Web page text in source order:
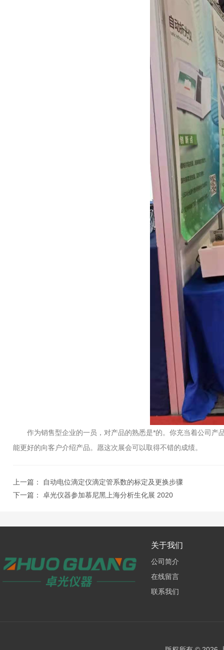
作为销售型企业的一员，对产品的熟悉是*的。你充当着公司产
能更好的向客户介绍产品。愿这次展会可以取得不错的成绩。
上一篇：
自动电位滴定仪滴定管系数的标定及更换步骤
下一篇： 卓光仪器参加慕尼黑上海分析生化展 2020
关于我们
公司简介
在线留言
联系我们